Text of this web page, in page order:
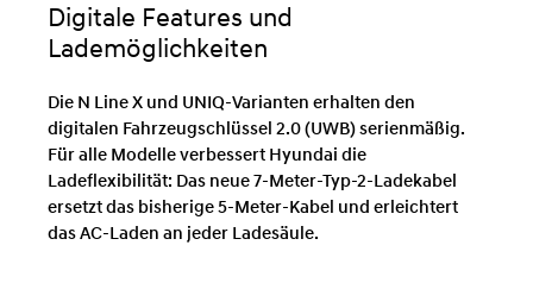
Digitale Features und
Lademöglichkeiten
Die N Line X und UNIQ-Varianten erhalten den
digitalen Fahrzeugschlüssel 2.0 (UWB) serienmäßig.
Für alle Modelle verbessert Hyundai die
Ladeflexibilität: Das neue 7-Meter-Typ-2-Ladekabel
ersetzt das bisherige 5-Meter-Kabel und erleichtert
das AC-Laden an jeder Ladesäule.